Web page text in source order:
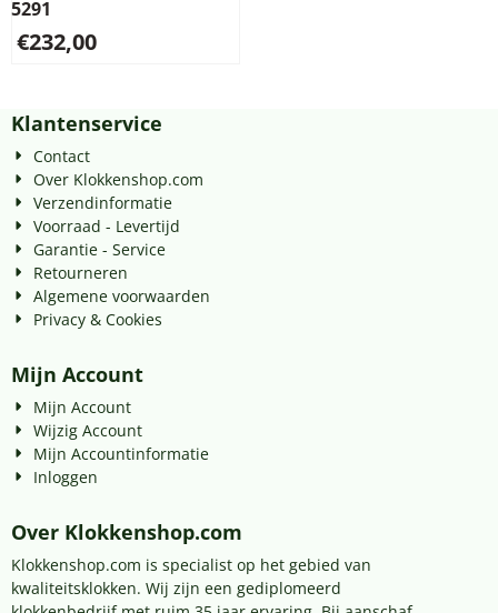
5291
€232,00
Klantenservice
Contact
Over Klokkenshop.com
Verzendinformatie
Voorraad - Levertijd
Garantie - Service
Retourneren
Algemene voorwaarden
Privacy & Cookies
Mijn Account
Mijn Account
Wijzig Account
Mijn Accountinformatie
Inloggen
Over Klokkenshop.com
Klokkenshop.com is specialist op het gebied van
kwaliteitsklokken. Wij zijn een gediplomeerd